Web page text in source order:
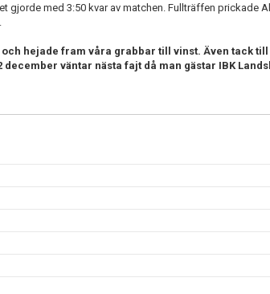
gjorde med 3:50 kvar av matchen. Fullträffen prickade
hejade fram våra grabbar till vinst. Även tack till
väntar nästa fajt då man gästar IBK